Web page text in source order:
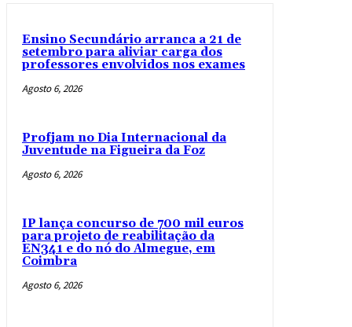
Ensino Secundário arranca a 21 de
setembro para aliviar carga dos
professores envolvidos nos exames
Agosto 6, 2026
Profjam no Dia Internacional da
Juventude na Figueira da Foz
Agosto 6, 2026
IP lança concurso de 700 mil euros
para projeto de reabilitação da
EN341 e do nó do Almegue, em
Coimbra
Agosto 6, 2026